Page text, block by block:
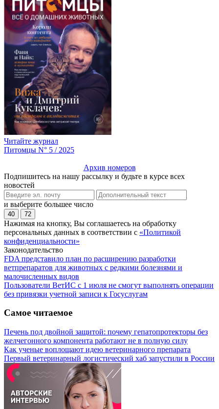
Читайте журнал
Питомцы N° 5 / 2025
Архив номеров
Подпишитесь на нашу рассылку и будьте в курсе всех
новостей
и выберите большее число
40 72
Нажимая на кнопку, Вы соглашаетесь на обработку
персональных данных в соответствии с «Политикой
конфиденциальности»
Законодательство
FDA представило план по расширению разработки
ветпрепаратов для животных с редкими болезнями и
малочисленных видов
Пользователи ВетИС с 1 июля не смогут выполнять операции
без привязки учетной записи к Госуслугам
Самое читаемое
Печень под двойной защитой: почему гепатопротекторы без
желчегонного компонента работают не в полную силу
Как ученые воплощают идею ветеринарного препарата
Первый ветеринарный логистический хаб запустили в России